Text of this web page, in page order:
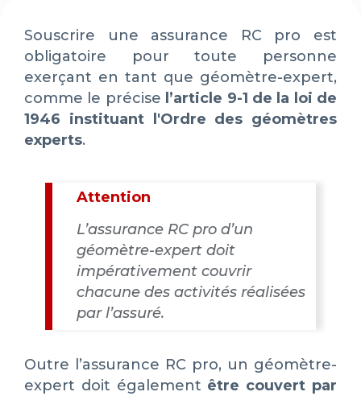
Souscrire une assurance RC pro est
obligatoire pour toute personne
exerçant en tant que géomètre-expert,
comme le précise l’article 9-1 de la loi de
1946 instituant l'Ordre des géomètres
experts.
Attention
L’assurance RC pro d’un
géomètre-expert doit
impérativement couvrir
chacune des activités réalisées
par l’assuré.
Outre l’assurance RC pro, un géomètre-
expert doit également être couvert par